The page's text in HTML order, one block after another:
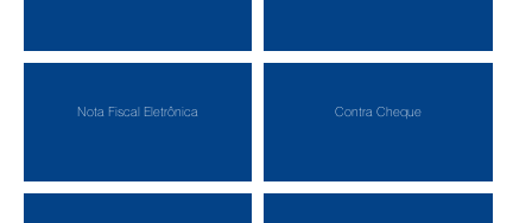
Nota Fiscal Eletrônica Contra Cheque